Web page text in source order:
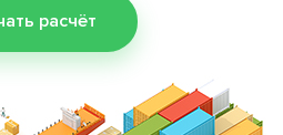
расчёт